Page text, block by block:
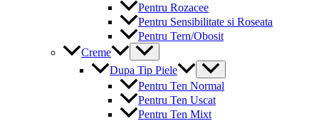
Pentru Rozacee
Pentru Sensibilitate si Roseata
Pentru Tern/Obosit
Creme
Menu
Toggle
Dupa Tip Piele
Menu
Toggle
Pentru Ten Normal
Pentru Ten Uscat
Pentru Ten Mixt